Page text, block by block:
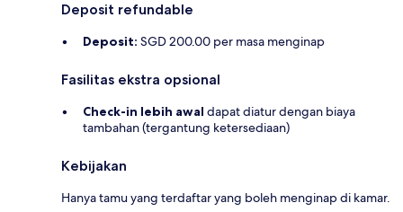
Deposit refundable
Deposit: SGD 200.00 per masa menginap
Fasilitas ekstra opsional
Check-in lebih awal dapat diatur dengan biaya
tambahan (tergantung ketersediaan)
Kebijakan
Hanya tamu yang terdaftar yang boleh menginap di kamar.